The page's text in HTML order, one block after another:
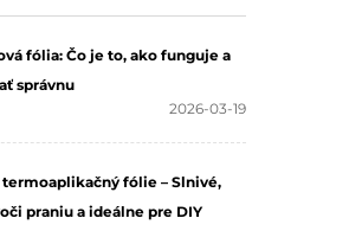
fólia: Čo je to, ako funguje a
správnu
2026-03-19
fólie – Slnivé,
praniu a ideálne pre DIY